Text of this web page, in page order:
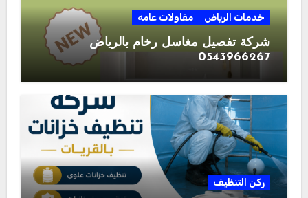
خدمات الرياض مقاولات عامه
شركة تفصيل مغاسل رخام بالرياض
0543966267
ركن التنظيف